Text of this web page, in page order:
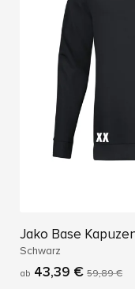
Jako Base
Schwarz
ab 43,39 € 59,89 €